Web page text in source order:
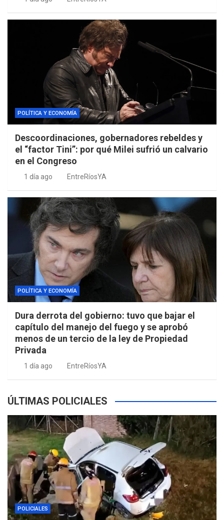
POLÍTICA Y ECONOMÍA
Descoordinaciones, gobernadores rebeldes y
el “factor Tini”: por qué Milei sufrió un calvario
en el Congreso
1 día ago EntreRíosYA
POLÍTICA Y ECONOMÍA
Dura derrota del gobierno: tuvo que bajar el
capítulo del manejo del fuego y se aprobó
menos de un tercio de la ley de Propiedad
Privada
1 día ago EntreRíosYA
ÚLTIMAS POLICIALES
POLICIALES